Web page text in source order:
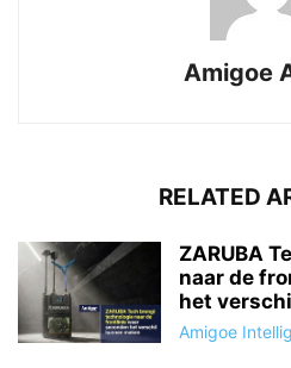
Amigoe
RELATED
ZARUBA
naar de
het
Amigoe